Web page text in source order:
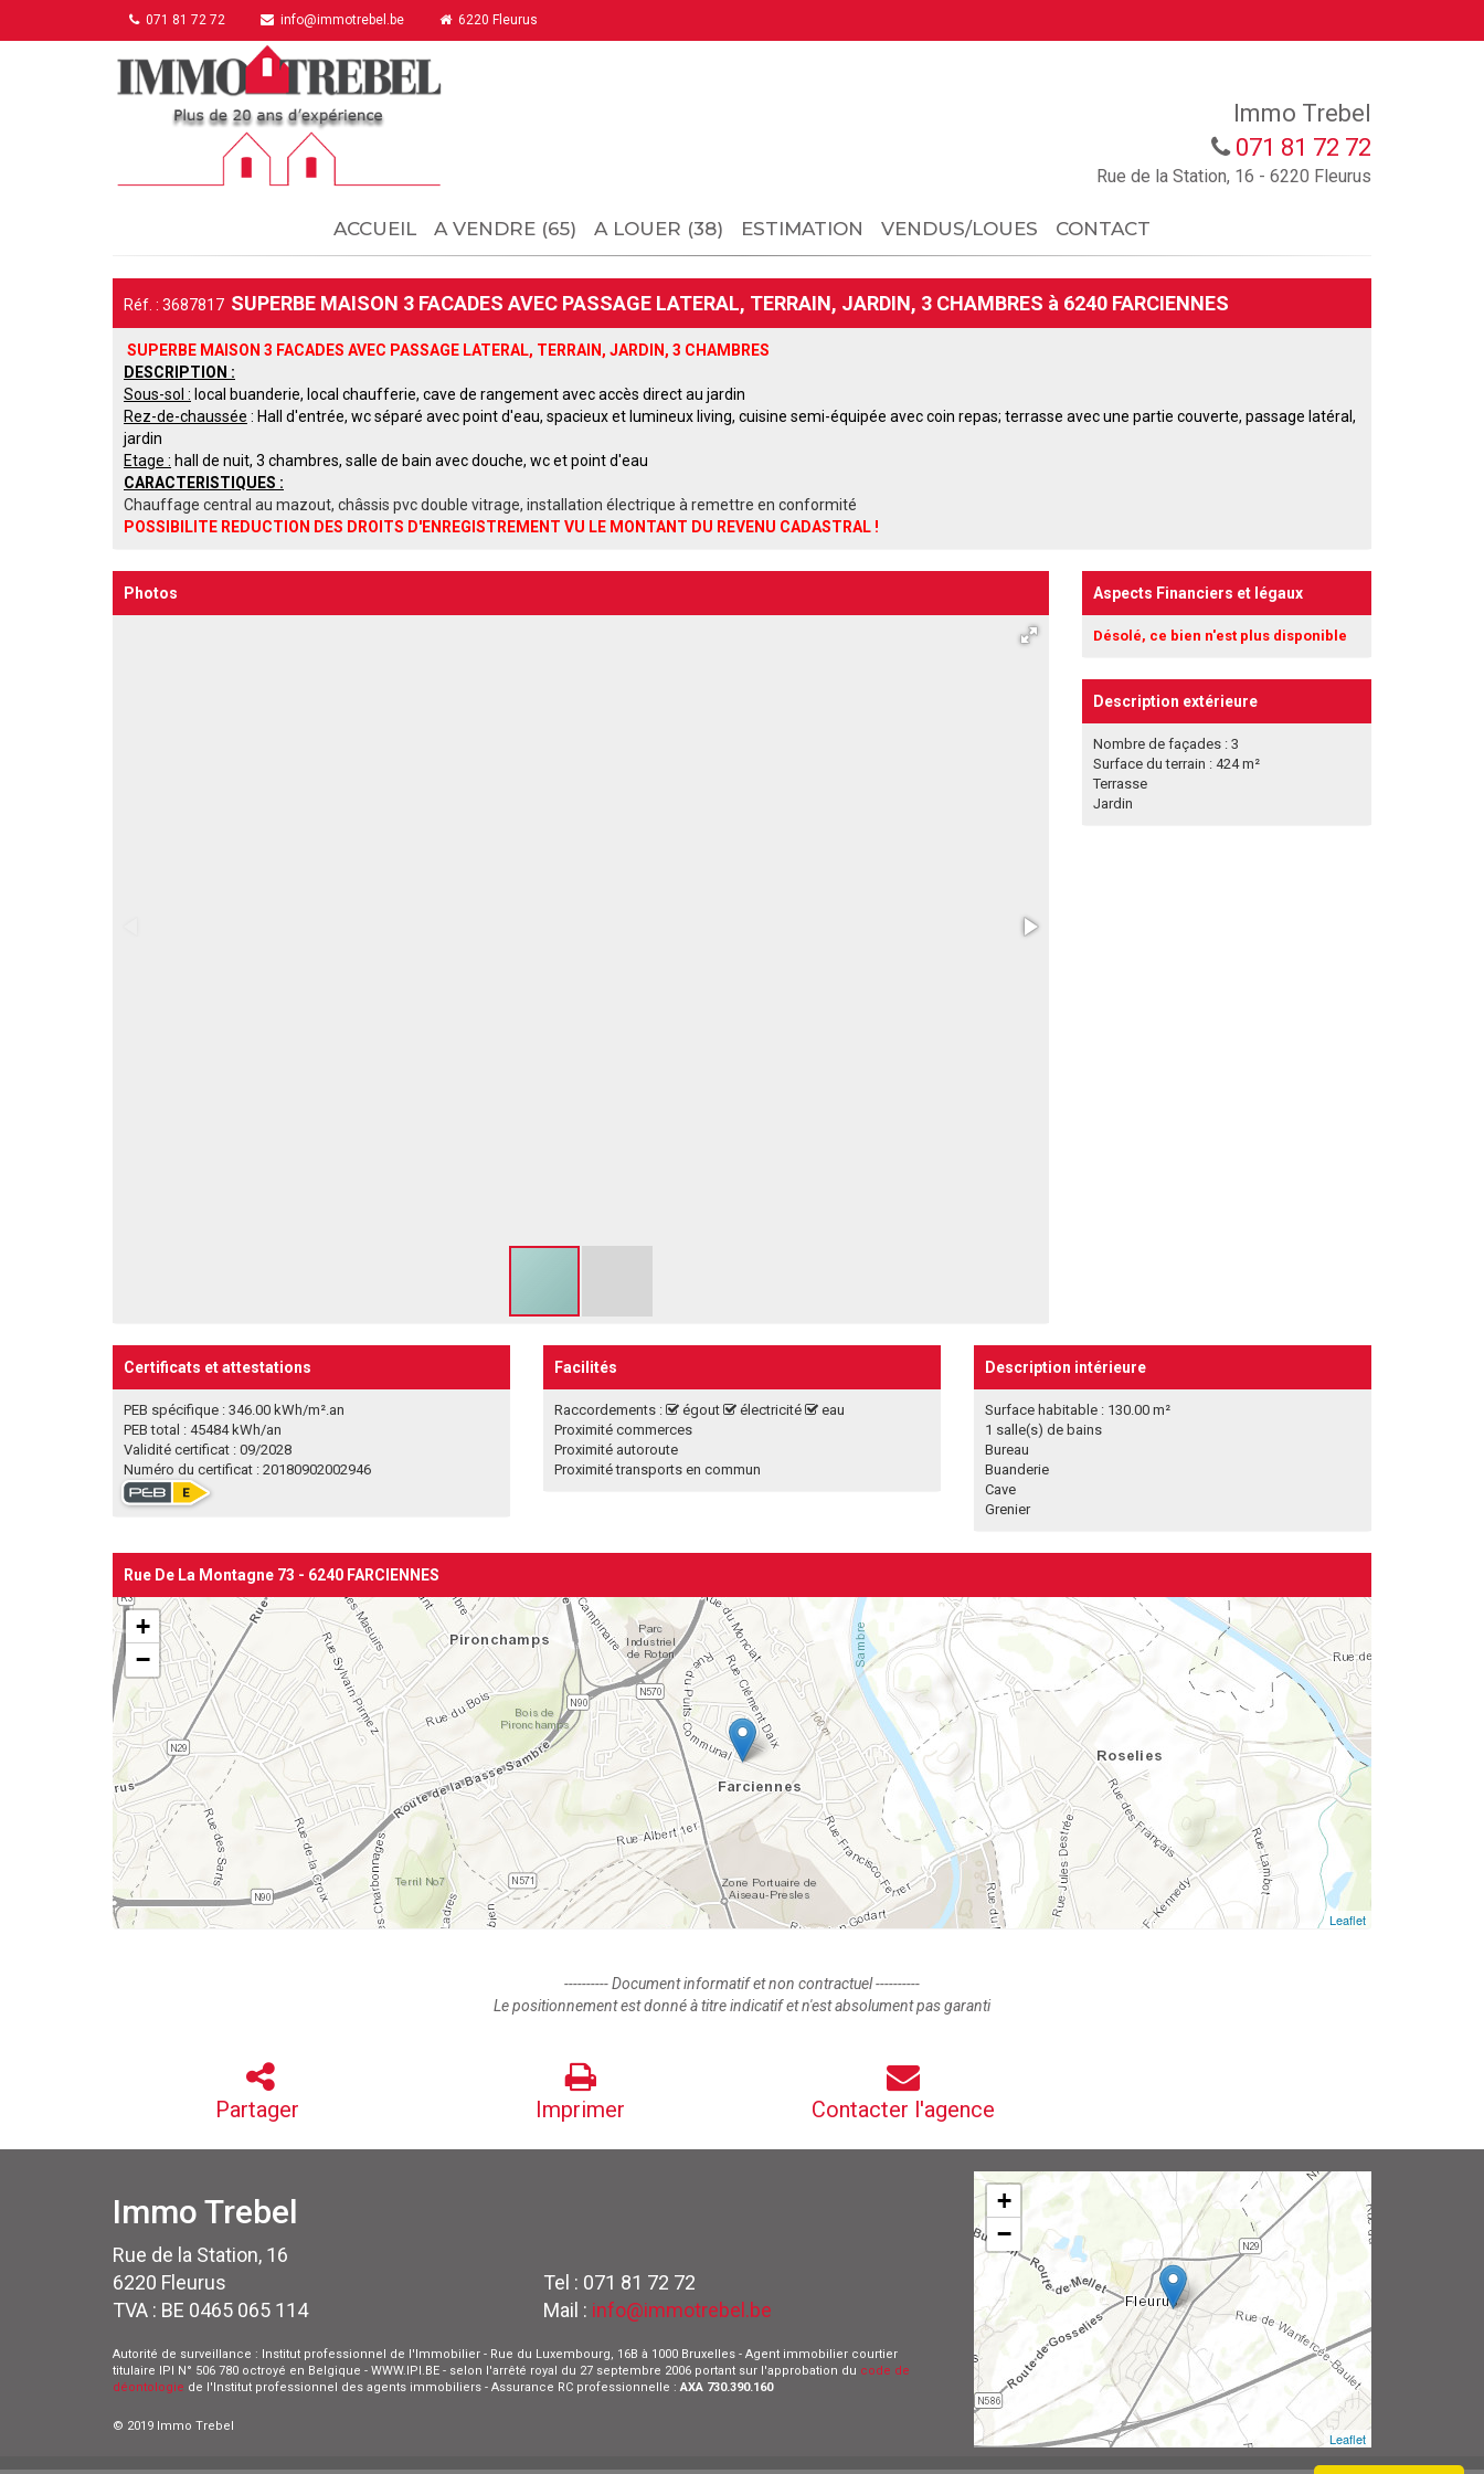
071 81 72 72 info@immotrebel.be 6220 Fleurus
Immo Trebel
071 81 72 72
Rue de la Station, 16 - 6220 Fleurus
ACCUEIL A VENDRE (65) A LOUER (38) ESTIMATION VENDUS/LOUES CONTACT
Réf. : 3687817 SUPERBE MAISON 3 FACADES AVEC PASSAGE LATERAL, TERRAIN, JARDIN, 3 CHAMBRES à 6240 FARCIENNES
SUPERBE MAISON 3 FACADES AVEC PASSAGE LATERAL, TERRAIN, JARDIN, 3 CHAMBRES
DESCRIPTION :
Sous-sol : local buanderie, local chaufferie, cave de rangement avec accès direct au jardin
Rez-de-chaussée : Hall d'entrée, wc séparé avec point d'eau, spacieux et lumineux living, cuisine semi-équipée avec coin repas; terrasse avec une partie couverte, passage latéral,
jardin
Etage : hall de nuit, 3 chambres, salle de bain avec douche, wc et point d'eau
CARACTERISTIQUES :
Chauffage central au mazout, châssis pvc double vitrage, installation électrique à remettre en conformité
POSSIBILITE REDUCTION DES DROITS D'ENREGISTREMENT VU LE MONTANT DU REVENU CADASTRAL !
Photos Aspects Financiers et légaux
Désolé, ce bien n'est plus disponible
Description extérieure
Nombre de façades : 3
Surface du terrain : 424 m²
Terrasse
Jardin
Certificats et attestations
PEB spécifique : 346.00 kWh/m².an
PEB total : 45484 kWh/an
Validité certificat : 09/2028
Numéro du certificat : 20180902002946
Facilités
Raccordements : égout électricité
eau
Proximité commerces
Proximité autoroute
Proximité transports en commun
Description intérieure
Surface habitable : 130.00 m²
1 salle(s) de bains
Bureau
Buanderie
Cave
Grenier
Rue De La Montagne 73 - 6240 FARCIENNES
+
−
Leaflet
---------- Document informatif et non contractuel ----------
Le positionnement est donné à titre indicatif et n'est absolument pas garanti
Partager Imprimer Contacter l'agence
Immo Trebel
Rue de la Station, 16
6220 Fleurus
TVA : BE 0465 065 114
Tel : 071 81 72 72
Mail : info@immotrebel.be
Autorité de surveillance : Institut professionnel de l'Immobilier - Rue du Luxembourg, 16B à 1000 Bruxelles - Agent immobilier courtier
titulaire IPI N° 506 780 octroyé en Belgique - WWW.IPI.BE - selon l'arrêté royal du 27 septembre 2006 portant sur l'approbation du code de
déontologie de l'Institut professionnel des agents immobiliers - Assurance RC professionnelle :AXA 730.390.160
© 2019 Immo Trebel
+
−
Leaflet